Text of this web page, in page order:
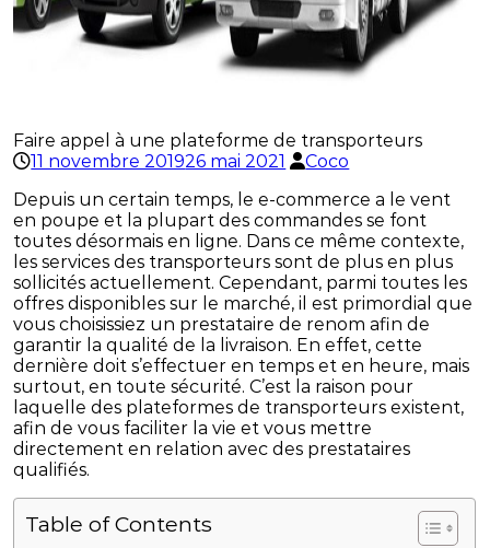
Faire appel à une plateforme de transporteurs
11 novembre 201926 mai 2021
Coco
Depuis un certain temps, le e-commerce a le vent
en poupe et la plupart des commandes se font
toutes désormais en ligne. Dans ce même contexte,
les services des transporteurs sont de plus en plus
sollicités actuellement. Cependant, parmi toutes les
offres disponibles sur le marché, il est primordial que
vous choisissiez un prestataire de renom afin de
garantir la qualité de la livraison. En effet, cette
dernière doit s’effectuer en temps et en heure, mais
surtout, en toute sécurité. C’est la raison pour
laquelle des plateformes de transporteurs existent,
afin de vous faciliter la vie et vous mettre
directement en relation avec des prestataires
qualifiés.
Table of Contents